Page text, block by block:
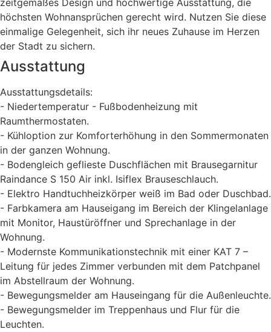
zeitgemäßes Design und hochwertige Ausstattung, die
höchsten Wohnansprüchen gerecht wird. Nutzen Sie diese
einmalige Gelegenheit, sich ihr neues Zuhause im Herzen
der Stadt zu sichern.
Ausstattung
Ausstattungsdetails:
- Niedertemperatur - Fußbodenheizung mit
Raumthermostaten.
- Kühloption zur Komforterhöhung in den Sommermonaten
in der ganzen Wohnung.
- Bodengleich geflieste Duschflächen mit Brausegarnitur
Raindance S 150 Air inkl. Isiflex Brauseschlauch.
- Elektro Handtuchheizkörper weiß im Bad oder Duschbad.
- Farbkamera am Hauseigang im Bereich der Klingelanlage
mit Monitor, Haustüröffner und Sprechanlage in der
Wohnung.
- Modernste Kommunikationstechnik mit einer KAT 7 –
Leitung für jedes Zimmer verbunden mit dem Patchpanel
im Abstellraum der Wohnung.
- Bewegungsmelder am Hauseingang für die Außenleuchte.
- Bewegungsmelder im Treppenhaus und Flur für die
Leuchten.